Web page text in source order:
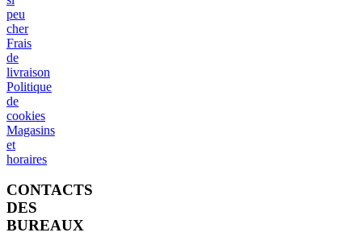
peu
cher
Frais
de
livraison
Politique
de
cookies
Magasins
et
horaires
CONTACTS
DES
BUREAUX